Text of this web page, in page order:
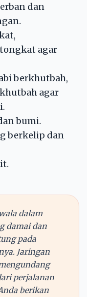
dan
agar
berkhutbah,
agar
bumi.
berkelip dan
dalam
damai dan
pada
Jaringan
perjalanan
berikan